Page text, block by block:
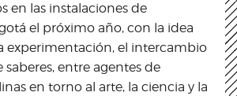
en las instalaciones de
el próximo año, con la idea
experimentación, el intercambio
entre agentes de
en torno al arte, la ciencia y la